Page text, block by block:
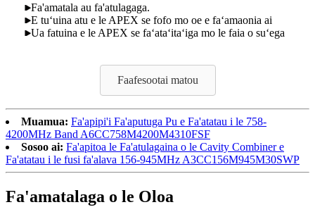
Fa'amatala au fa'atulagaga.
E tuʻuina atu e le APEX se fofo mo oe e faʻamaonia ai
Ua fatuina e le APEX se faʻataʻitaʻiga mo le faia o suʻega
Faafesootai matou
Muamua: Fa'apipi'i Fa'aputuga Pu e Fa'atatau i le 758-
4200MHz Band A6CC758M4200M4310FSF
Sosoo ai: Fa'apitoa le Fa'atulagaina o le Cavity Combiner e
Fa'atatau i le fusi fa'alava 156-945MHz A3CC156M945M30SWP
Fa'amatalaga o le Oloa